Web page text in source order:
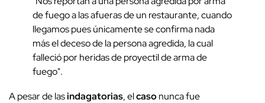
de fuego a las afueras de un restaurante, cuando
llegamos pues únicamente se confirma nada
más el deceso de la persona agredida, la cual
falleció por heridas de proyectil de arma de
fuego".
A pesar de lasindagatorias, elcasonunca fue